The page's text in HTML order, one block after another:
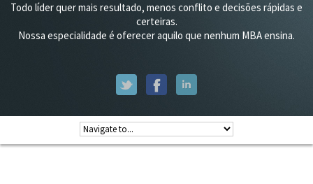
Todo líder quer mais resultado, menos conflito e decisões rápidas e
certeiras.
Nossa especialidade é oferecer aquilo que nenhum MBA ensina.